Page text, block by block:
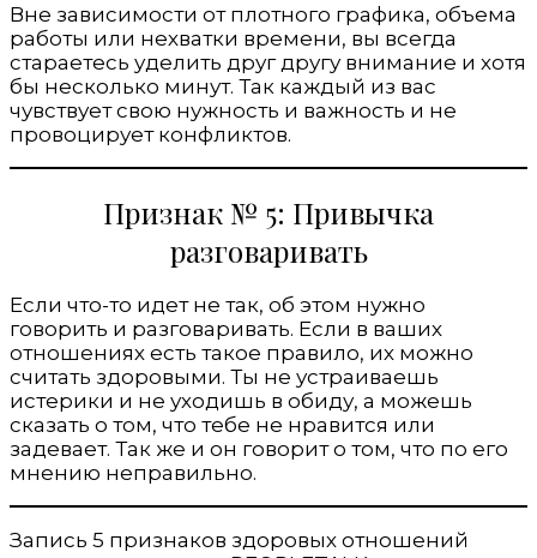
Вне зависимости от плотного графика, объема
работы или нехватки времени, вы всегда
стараетесь уделить друг другу внимание и хотя
бы несколько минут. Так каждый из вас
чувствует свою нужность и важность и не
провоцирует конфликтов.
Признак № 5: Привычка
разговаривать
Если что-то идет не так, об этом нужно
говорить и разговаривать. Если в ваших
отношениях есть такое правило, их можно
считать здоровыми. Ты не устраиваешь
истерики и не уходишь в обиду, а можешь
сказать о том, что тебе не нравится или
задевает. Так же и он говорит о том, что по его
мнению неправильно.
Запись 5 признаков здоровых отношений